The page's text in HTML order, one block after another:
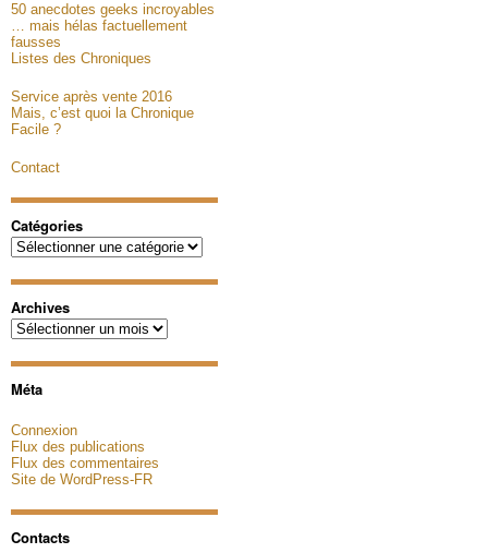
50 anecdotes geeks incroyables
… mais hélas factuellement
fausses
Listes des Chroniques
Service après vente 2016
Mais, c’est quoi la Chronique
Facile ?
Contact
Catégories
Catégories
Archives
Archives
Méta
Connexion
Flux des publications
Flux des commentaires
Site de WordPress-FR
Contacts